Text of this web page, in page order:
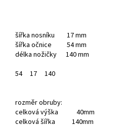
šířka nosníku 17 mm
šířka očnice 54 mm
délka nožičky 140 mm
54 17 140
rozměr obruby:
celková výška 40mm
celková šířka 140mm